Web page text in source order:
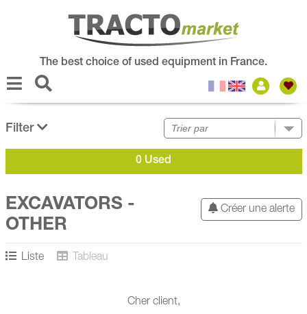
The best choice of used equipment in France.
Filter
0 Used
Créer une alerte
EXCAVATORS -
OTHER
Liste Tableau
Cher client,